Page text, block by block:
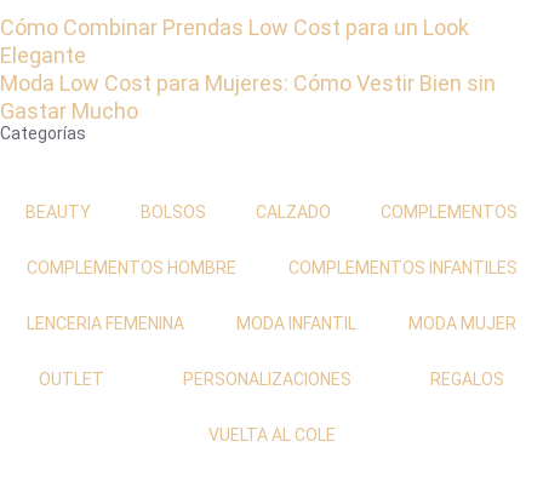
Cómo Combinar Prendas Low Cost para un Look
Elegante
Moda Low Cost para Mujeres: Cómo Vestir Bien sin
Gastar Mucho
Categorías
BEAUTY BOLSOS CALZADO COMPLEMENTOS
COMPLEMENTOS HOMBRE COMPLEMENTOS INFANTILES
LENCERIA FEMENINA MODA INFANTIL MODA MUJER
OUTLET PERSONALIZACIONES REGALOS
VUELTA AL COLE